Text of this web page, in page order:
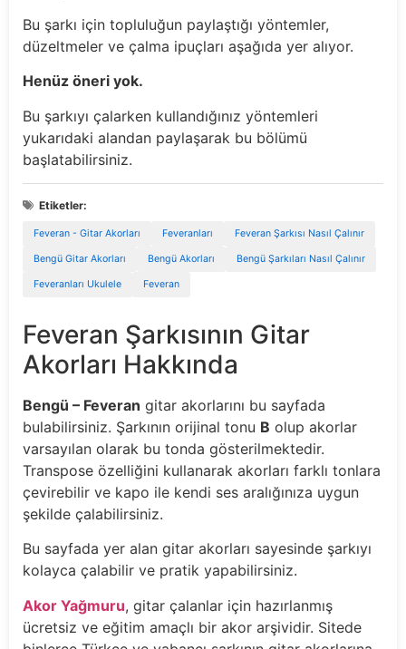
Bu şarkı için topluluğun paylaştığı yöntemler,
düzeltmeler ve çalma ipuçları aşağıda yer alıyor.
Henüz öneri yok.
Bu şarkıyı çalarken kullandığınız yöntemleri
yukarıdaki alandan paylaşarak bu bölümü
başlatabilirsiniz.
Etiketler:
Feveran - Gitar Akorları Feveranları Feveran Şarkısı Nasıl Çalınır
Bengü Gitar Akorları Bengü Akorları Bengü Şarkıları Nasıl Çalınır
Feveranları Ukulele Feveran
Feveran Şarkısının Gitar
Akorları Hakkında
Bengü – Feveran gitar akorlarını bu sayfada
bulabilirsiniz. Şarkının orijinal tonu B olup akorlar
varsayılan olarak bu tonda gösterilmektedir.
Transpose özelliğini kullanarak akorları farklı tonlara
çevirebilir ve kapo ile kendi ses aralığınıza uygun
şekilde çalabilirsiniz.
Bu sayfada yer alan gitar akorları sayesinde şarkıyı
kolayca çalabilir ve pratik yapabilirsiniz.
Akor Yağmuru, gitar çalanlar için hazırlanmış
ücretsiz ve eğitim amaçlı bir akor arşividir. Sitede